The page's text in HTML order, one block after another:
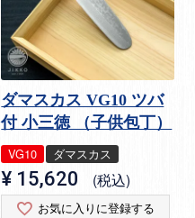
ダマスカス VG10 ツバ
付 小三徳 （子供包丁）
VG10 ダマスカス
¥ 15,620 税込
お気に入りに登録する